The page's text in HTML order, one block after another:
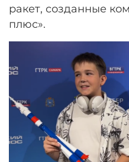
ракет, созданные
плюс».